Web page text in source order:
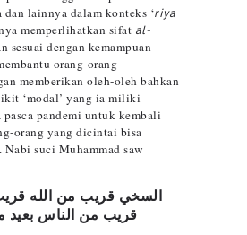
lainnya dalam konteks ‘riya
memperlihatkan sifat al-
sesuai dengan kemampuan
orang-orang
memberikan oleh-oleh bahkan
‘modal’ yang ia miliki
pasca pandemi untuk kembali
orang yang dicintai bisa
suci Muhammad saw
السخي قريب من الله
قريب من الناس بعيد